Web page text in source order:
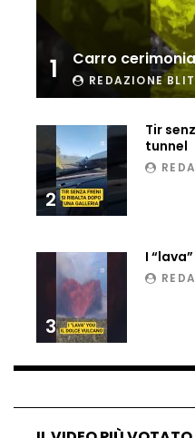
Ucraina,
i droni russi
Tir bloccato
treno lo
Auto fuori
tragedia a
1 Carro
REDAZIONE
2
Tir
tunnel
3
I